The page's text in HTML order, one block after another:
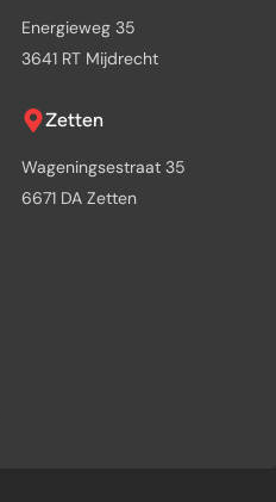
Energieweg 35
3641 RT Mijdrecht
Zetten
Wageningsestraat 35
6671 DA Zetten